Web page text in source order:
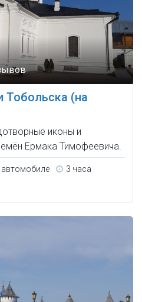
Тобольска (на
иконы и
Ермака Тимофеевича.
3 часа